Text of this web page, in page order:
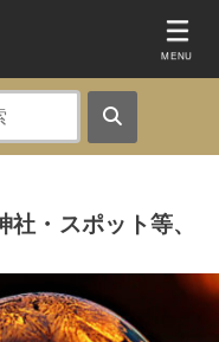
MENU
・スポット等、